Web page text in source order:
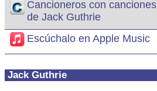
Cancioneros con canciones
de Jack Guthrie
Escúchalo en Apple Music
Jack Guthrie